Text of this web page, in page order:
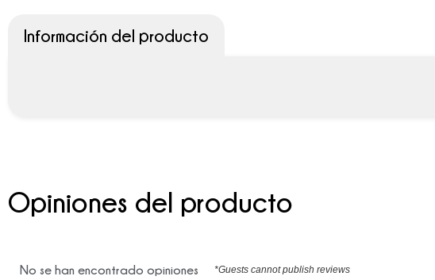
Información del producto
Opiniones del producto
No se han encontrado opiniones *Guests cannot publish reviews